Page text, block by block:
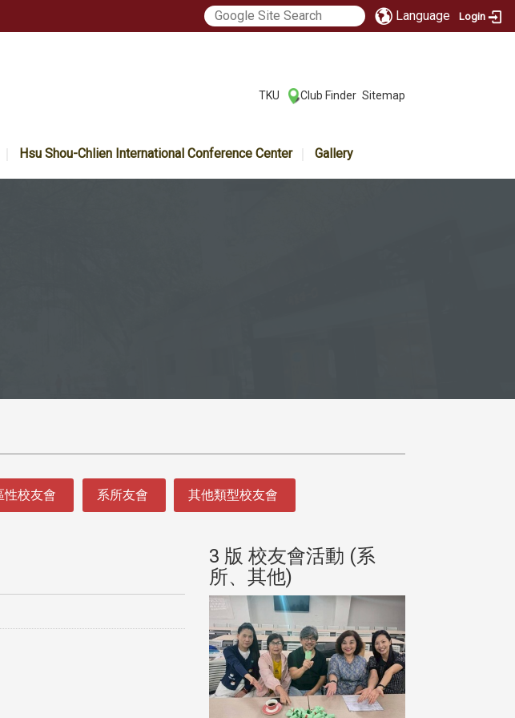
Language Login
TKU Club Finder Sitemap
Hsu Shou-Chlien International Conference Center Gallery
性校友會 系所友會 其他類型校友會
3 版 校友會活動 (系
所、其他)